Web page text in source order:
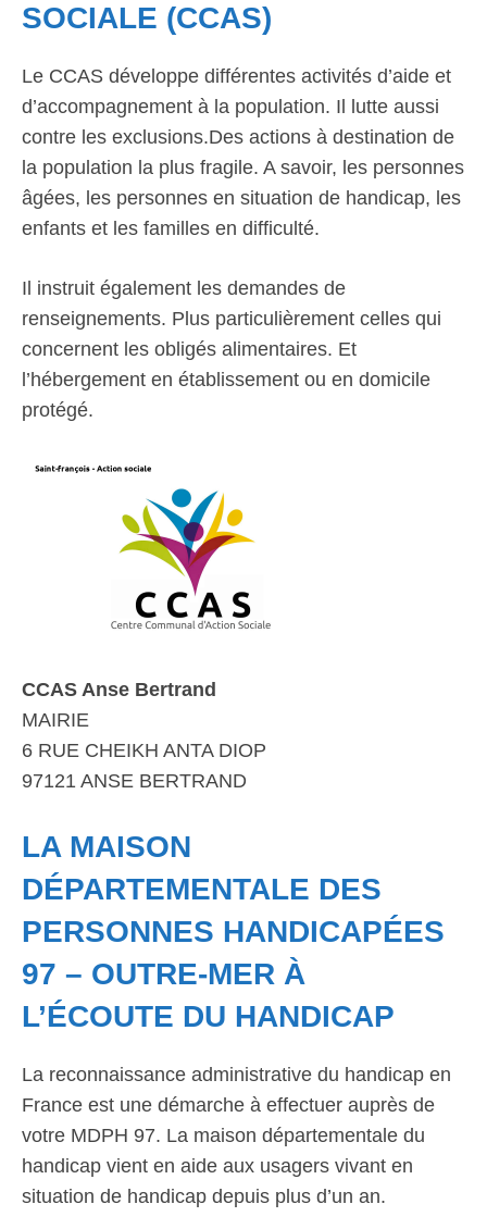
SOCIALE (CCAS)
Le CCAS développe différentes activités d’aide et
d’accompagnement à la population. Il lutte aussi
contre les exclusions.Des actions à destination de
la population la plus fragile. A savoir, les personnes
âgées, les personnes en situation de handicap, les
enfants et les familles en difficulté.
Il instruit également les demandes de
renseignements. Plus particulièrement celles qui
concernent les obligés alimentaires. Et
l’hébergement en établissement ou en domicile
protégé.
CCAS Anse Bertrand
MAIRIE
6 RUE CHEIKH ANTA DIOP
97121 ANSE BERTRAND
LA MAISON
DÉPARTEMENTALE DES
PERSONNES HANDICAPÉES
97 – OUTRE-MER À
L’ÉCOUTE DU HANDICAP
La reconnaissance administrative du handicap en
France est une démarche à effectuer auprès de
votre MDPH 97. La maison départementale du
handicap vient en aide aux usagers vivant en
situation de handicap depuis plus d’un an.